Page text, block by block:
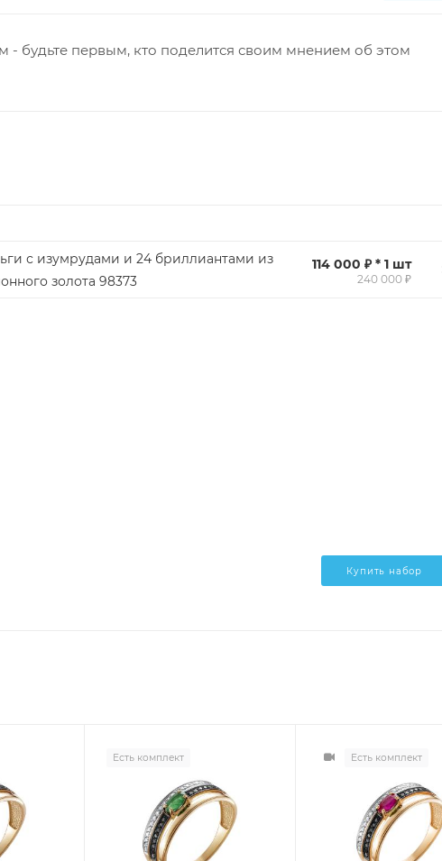
- будьте первым, кто поделится своим мнением об этом
с изумрудами и 24 бриллиантами из
золота 98373
114 000 ₽ * 1 шт
240 000 ₽
Купить набор
Есть комплект Есть комплект